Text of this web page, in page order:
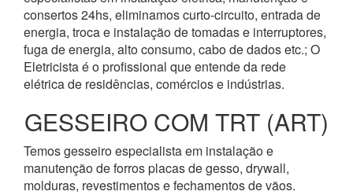
consertos 24hs, eliminamos curto-circuito, entrada de
energia, troca e instalação de tomadas e interruptores,
fuga de energia, alto consumo, cabo de dados etc.; O
Eletricista é o profissional que entende da rede
elétrica de residências, comércios e indústrias.
GESSEIRO COM TRT (ART)
Temos gesseiro especialista em instalação e
manutenção de forros placas de gesso, drywall,
molduras, revestimentos e fechamentos de vãos.